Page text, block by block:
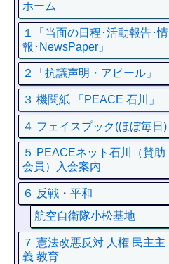
ホーム
１「当面の日程･活動報告･情
報･NewsPaper」
２「抗議声明・アピール」
３ 機関紙 「PEACE 石川」
４ フェイスプック(ほぼ毎日)
５ PEACEネット石川（賛助
会員）入会案内
６ 反戦・平和
航空自衛隊小松基地
７ 憲法改悪反対 人権 民主主
義 教育